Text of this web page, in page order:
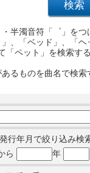
半濁音符「゜」を
、「ベッド」、「
「ペット」を検索
るものを曲名で検
行年月で絞り込み検
ら 年